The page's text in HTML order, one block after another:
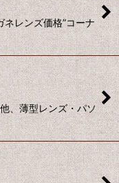
レンズ価格”コーナ
、薄型レンズ・パソ